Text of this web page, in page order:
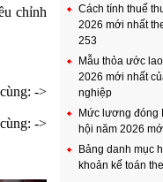
chỉnh
->
->
Cách tính thuế
2026 mới nhất
253
Mẫu thỏa ước
2026 mới nhất
nghiệp
Mức lương đóng
hội năm 2026
Bảng danh mục
khoản kế toán